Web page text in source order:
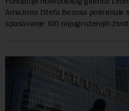
Amazona Džefa Bezosa pokrenule
spasavanje 100 najugroženijih